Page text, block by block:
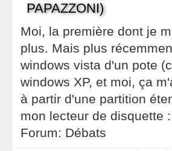
PAPAZZONI)
Moi, la première dont je
plus. Mais plus
windows vista d'un pote
windows XP, et moi, ça
à partir d'une partition
mon lecteur de disquette
Forum: Débats